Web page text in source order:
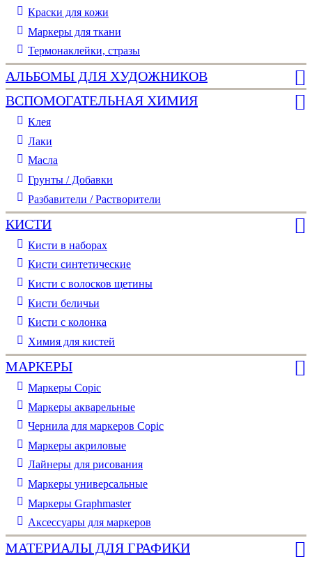
Краски для кожи
Маркеры для ткани
Термонаклейки, стразы
АЛЬБОМЫ ДЛЯ ХУДОЖНИКОВ
ВСПОМОГАТЕЛЬНАЯ ХИМИЯ
Клея
Лаки
Масла
Грунты / Добавки
Разбавители / Растворители
КИСТИ
Кисти в наборах
Кисти синтетические
Кисти с волосков щетины
Кисти беличьи
Кисти с колонка
Химия для кистей
МАРКЕРЫ
Маркеры Copic
Маркеры акварельные
Чернила для маркеров Copic
Маркеры акриловые
Лайнеры для рисования
Маркеры универсальные
Маркеры Graphmaster
Аксессуары для маркеров
МАТЕРИАЛЫ ДЛЯ ГРАФИКИ